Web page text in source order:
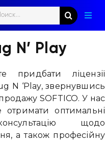
N’ Play
придбати ліцензії
N ‘Play, звернувшись
SOFTICO. У нас
оптимальні
щодо
а також професійну